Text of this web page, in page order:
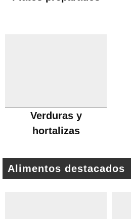
Verduras y
hortalizas
Alimentos destacados